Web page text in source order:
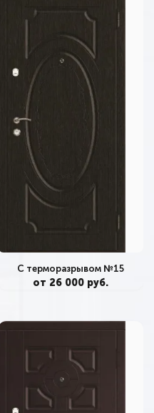
С терморазрывом №15
от 26 000 руб.